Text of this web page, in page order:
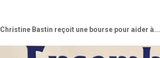
Christine Bastin reçoit une bourse pour aider à...